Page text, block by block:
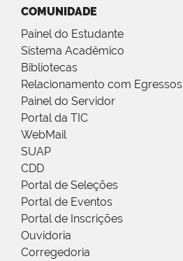
COMUNIDADE
Painel do Estudante
Sistema Acadêmico
Bibliotecas
Relacionamento com Egressos
Painel do Servidor
Portal da TIC
WebMail
SUAP
CDD
Portal de Seleções
Portal de Eventos
Portal de Inscrições
Ouvidoria
Corregedoria